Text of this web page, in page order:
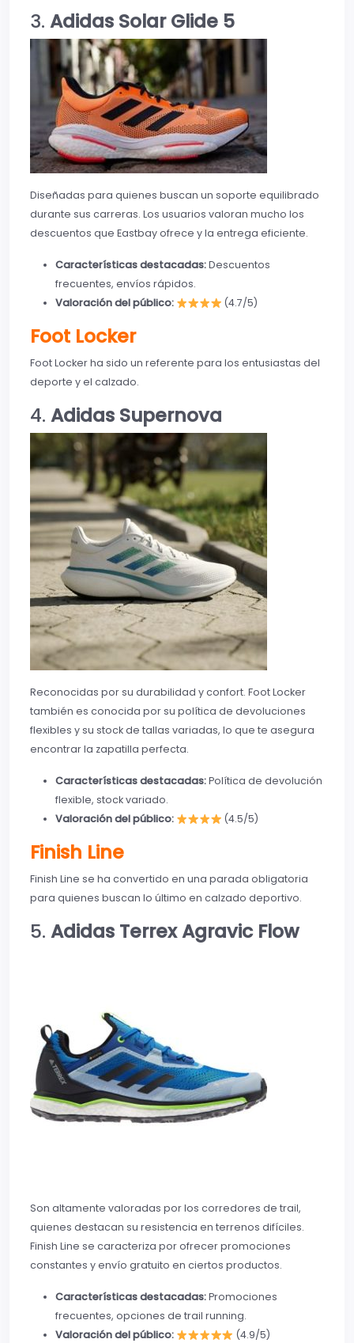
3. Adidas Solar Glide 5
Diseñadas para quienes buscan un soporte equilibrado
durante sus carreras. Los usuarios valoran mucho los
descuentos que Eastbay ofrece y la entrega eficiente.
Características destacadas:Descuentos
frecuentes, envíos rápidos.
Valoración del público:
(4.7/5)
Foot Locker
Foot Locker ha sido un referente para los entusiastas del
deporte y el calzado.
4. Adidas Supernova
Reconocidas por su durabilidad y confort. Foot Locker
también es conocida por su política de devoluciones
flexibles y su stock de tallas variadas, lo que te asegura
encontrar la zapatilla perfecta.
Características destacadas:Política de devolución
flexible, stock variado.
Valoración del público:
(4.5/5)
Finish Line
Finish Line se ha convertido en una parada obligatoria
para quienes buscan lo último en calzado deportivo.
5. Adidas Terrex Agravic Flow
Son altamente valoradas por los corredores de trail,
quienes destacan su resistencia en terrenos difíciles.
Finish Line se caracteriza por ofrecer promociones
constantes y envío gratuito en ciertos productos.
Características destacadas:Promociones
frecuentes, opciones de trail running.
Valoración del público:
(4.9/5)